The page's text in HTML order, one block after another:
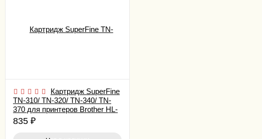
Картридж SuperFine
TN-310/ TN-320/ TN-340/ TN-
370 для принтеров Brother HL-
4150CDN/ 4570/ MFC9460CDN/
835 ₽